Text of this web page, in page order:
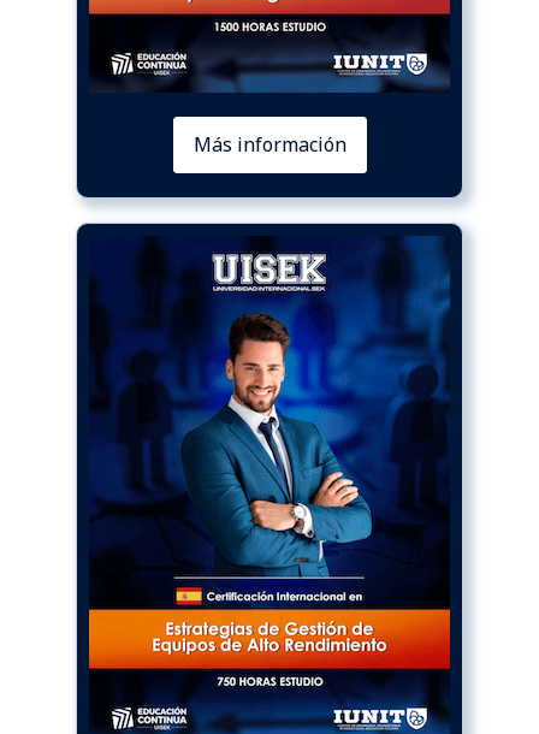
Más información